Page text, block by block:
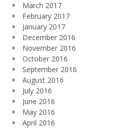
March 2017
February 2017
January 2017
December 2016
November 2016
October 2016
September 2016
August 2016
July 2016
June 2016
May 2016
April 2016